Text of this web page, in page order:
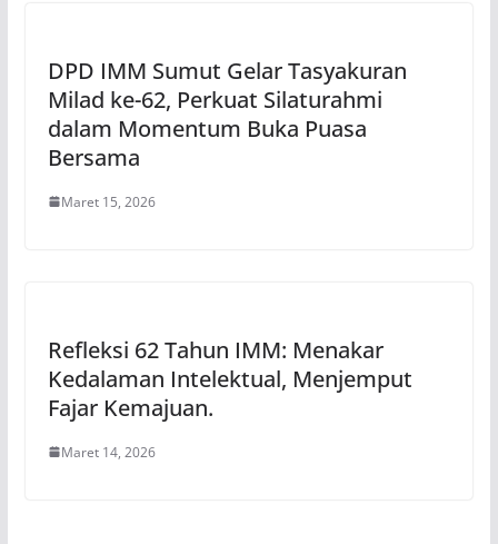
DPD IMM Sumut Gelar Tasyakuran
Milad ke-62, Perkuat Silaturahmi
dalam Momentum Buka Puasa
Bersama
Maret 15, 2026
Refleksi 62 Tahun IMM: Menakar
Kedalaman Intelektual, Menjemput
Fajar Kemajuan.
Maret 14, 2026